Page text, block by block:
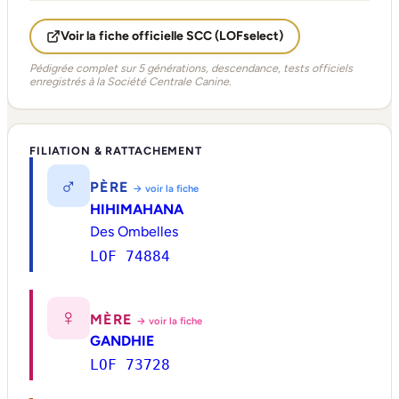
Voir la fiche officielle SCC (LOFselect)
Pédigrée complet sur 5 générations, descendance, tests officiels
enregistrés à la Société Centrale Canine.
FILIATION & RATTACHEMENT
♂ PÈRE → voir la fiche
HIHIMAHANA
Des Ombelles
LOF 74884
♀ MÈRE → voir la fiche
GANDHIE
LOF 73728